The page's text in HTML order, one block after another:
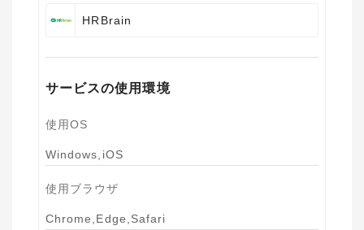
HRBrain
サービスの使用環境
使用OS
Windows,iOS
使用ブラウザ
Chrome,Edge,Safari